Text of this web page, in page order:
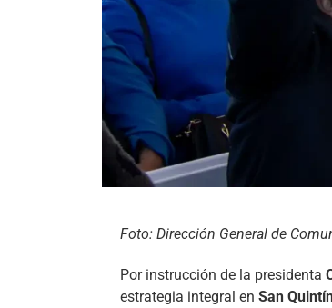
Foto: Dirección General de
Por instrucción de la presidenta
estrategia integral en San